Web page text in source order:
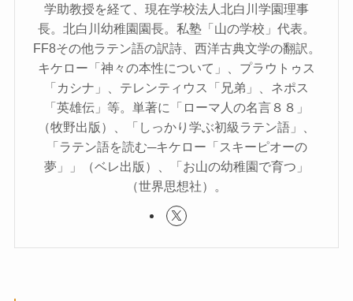
学助教授を経て、現在学校法人北白川学園理事
長。北白川幼稚園園長。私塾「山の学校」代表。
FF8その他ラテン語の訳詩、西洋古典文学の翻訳。
キケロー「神々の本性について」、プラウトゥス
「カシナ」、テレンティウス「兄弟」、ネポス
「英雄伝」等。単著に「ローマ人の名言８８」
（牧野出版）、「しっかり学ぶ初級ラテン語」、
「ラテン語を読む─キケロー「スキーピオーの
夢」」（ベレ出版）、「お山の幼稚園で育つ」
（世界思想社）。